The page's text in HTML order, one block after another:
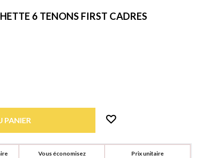
6 TENONS FIRST CADRES
PANIER
Vous économisez Prix unitaire